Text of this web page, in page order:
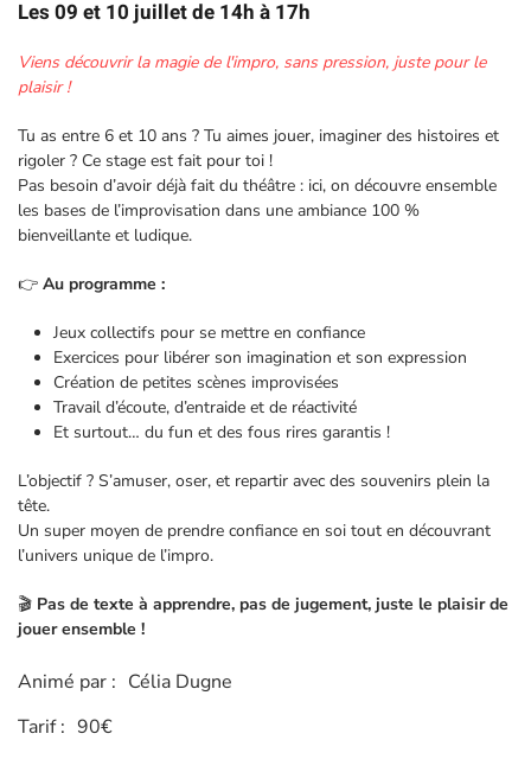
Les 09 et 10 juillet de 14h à 17h
Viens découvrir la magie de l'impro, sans pression, juste pour le
plaisir !
Tu as entre 6 et 10 ans ? Tu aimes jouer, imaginer des histoires et
rigoler ? Ce stage est fait pour toi !
Pas besoin d’avoir déjà fait du théâtre : ici, on découvre ensemble
les bases de l’improvisation dans une ambiance 100 %
bienveillante et ludique.
👉 Au programme :
Jeux collectifs pour se mettre en confiance
Exercices pour libérer son imagination et son expression
Création de petites scènes improvisées
Travail d’écoute, d’entraide et de réactivité
Et surtout… du fun et des fous rires garantis !
L’objectif ? S’amuser, oser, et repartir avec des souvenirs plein la
tête.
Un super moyen de prendre confiance en soi tout en découvrant
l’univers unique de l’impro.
🎬 Pas de texte à apprendre, pas de jugement, juste le plaisir de
jouer ensemble !
Animé par : Célia Dugne
Tarif : 90€